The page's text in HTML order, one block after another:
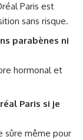
Paris est
sans risque.
parabènes ni
hormonal et
Paris si je
sûre même pour